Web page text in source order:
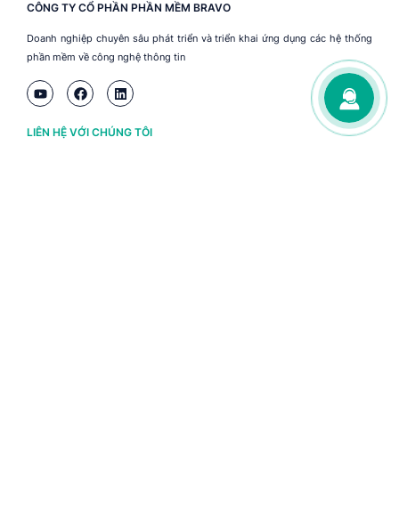
CÔNG TY CỔ PHẦN PHẦN MỀM BRAVO
Doanh nghiệp chuyên sâu phát triển và triển khai ứng dụng các hệ thống
phần mềm về công nghệ thông tin
LIÊN HỆ VỚI CHÚNG TÔI